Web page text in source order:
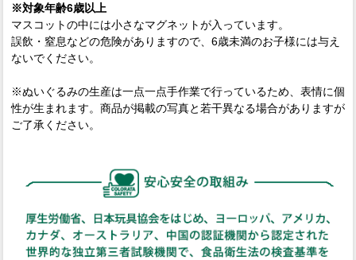
※対象年齢6歳以上
マスコットの中には小さなマグネットが入っています。
誤飲・窒息などの危険がありますので、6歳未満のお子様には与え
ないでください。
※ぬいぐるみの生産は一点一点手作業で行っているため、表情に個
性が生まれます。商品が掲載の写真と若干異なる場合がありますが
ご了承ください。